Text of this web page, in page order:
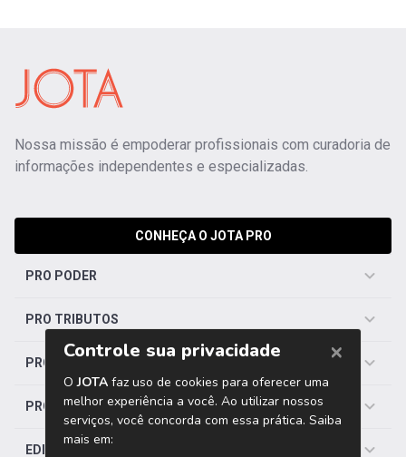
Nossa missão é empoderar profissionais com curadoria de
informações independentes e especializadas.
CONHEÇA O JOTA PRO
PRO PODER
PRO TRIBUTOS
PRO TRABALHISTA
PRO SAÚDE
EDITORIAS